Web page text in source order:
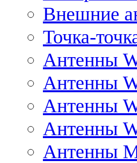
Внешние
Точка-
Антенны
Антенны
Антенны
Антенны
Антенны